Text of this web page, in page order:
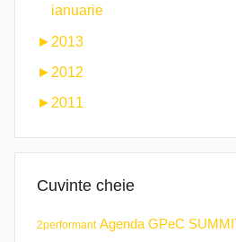
ianuarie
► 2013
► 2012
► 2011
Cuvinte cheie
2performant Agenda GPeC